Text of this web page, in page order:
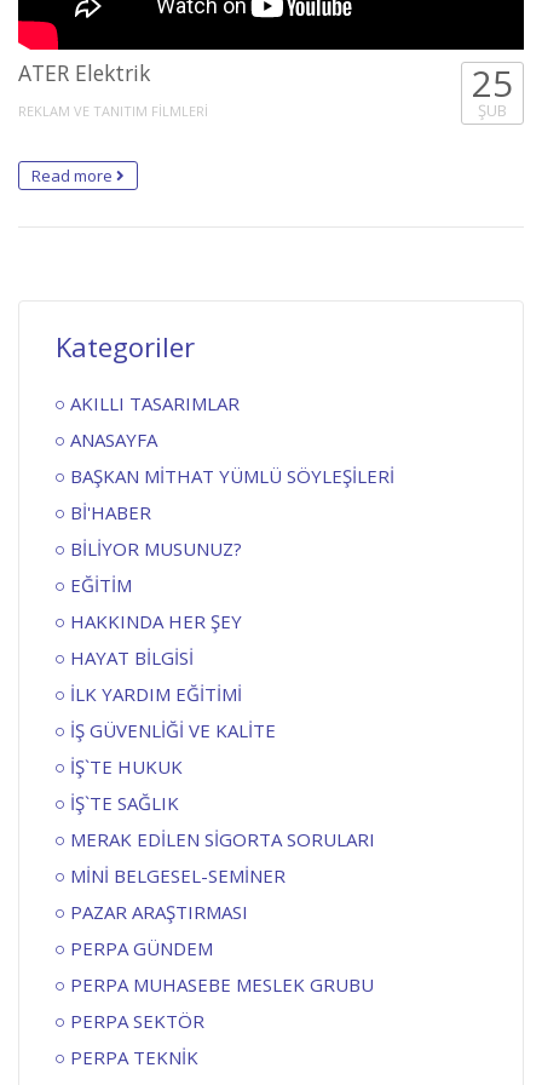
ATER Elektrik
REKLAM VE TANITIM FİLMLERİ
25
ŞUB
Read more
Kategoriler
AKILLI TASARIMLAR
ANASAYFA
BAŞKAN MİTHAT YÜMLÜ SÖYLEŞİLERİ
Bİ'HABER
BİLİYOR MUSUNUZ?
EĞİTİM
HAKKINDA HER ŞEY
HAYAT BİLGİSİ
İLK YARDIM EĞİTİMİ
İŞ GÜVENLİĞİ VE KALİTE
İŞ`TE HUKUK
İŞ`TE SAĞLIK
MERAK EDİLEN SİGORTA SORULARI
MİNİ BELGESEL-SEMİNER
PAZAR ARAŞTIRMASI
PERPA GÜNDEM
PERPA MUHASEBE MESLEK GRUBU
PERPA SEKTÖR
PERPA TEKNİK